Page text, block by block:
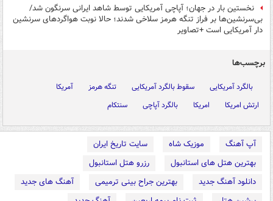
نخستین بار در جهان؛ آپاچی آمریکایی توسط شاهد ایرانی سرنگون شد/
بی‌سرنشین‌ها بر فراز تنگه هرمز سلاخی شدند؛ حالا نوبت هواگردهای سرنشین
دار آمریکایی است +تصاویر
برچسب‌ها
بالگرد آمریکایی سقوط بالگرد آمریکایی تنگه هرمز
آمریکا
ارتش امریکا
امریکا بالگرد آپاچی سنتکام
آپ آهنگ موزیک شاه
سایت تاریخ ایران
بهترین هتل های استانبول
رزرو هتل استانبول
دانلود آهنگ جدید
بهترین جراح بینی ترمیمی
آهنگ های جدید